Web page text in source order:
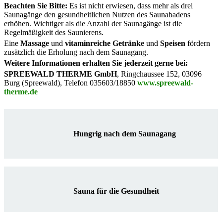
Beachten Sie Bitte: Es ist nicht erwiesen, dass mehr als drei
Saunagänge den gesundheitlichen Nutzen des Saunabadens
erhöhen. Wichtiger als die Anzahl der Saunagänge ist die
Regelmäßigkeit des Saunierens.
Eine Massage und vitaminreiche Getränke und Speisen fördern
zusätzlich die Erholung nach dem Saunagang.
Weitere Informationen erhalten Sie jederzeit gerne bei:
SPREEWALD THERME GmbH, Ringchaussee 152, 03096
Burg (Spreewald), Telefon 035603/18850 www.spreewald-
therme.de
Hungrig nach dem Saunagang
Sauna für die Gesundheit